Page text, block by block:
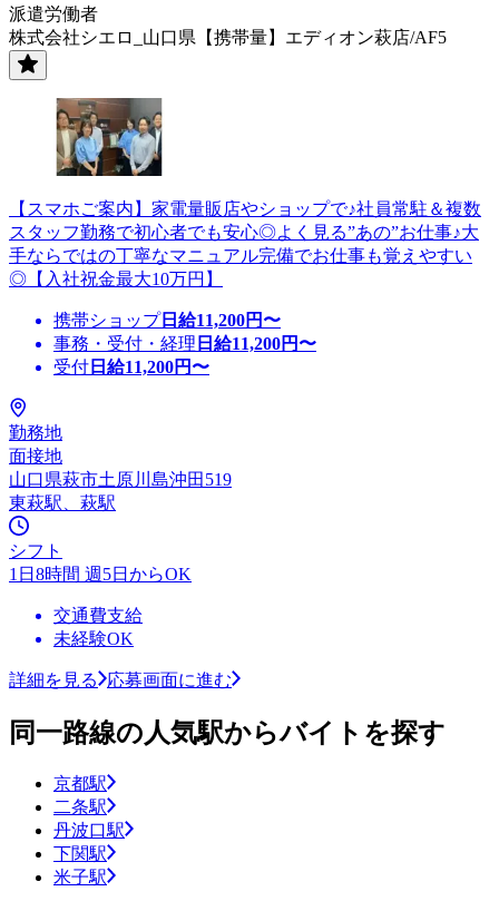
派遣労働者
株式会社シエロ_山口県【携帯量】エディオン萩店/AF5
【スマホご案内】家電量販店やショップで♪社員常駐＆複数
スタッフ勤務で初心者でも安心◎よく見る”あの”お仕事♪大
手ならではの丁寧なマニュアル完備でお仕事も覚えやすい
◎【入社祝金最大10万円】
携帯ショップ日給11,200円〜
事務・受付・経理 日給11,200円〜
受付 日給11,200円〜
勤務地
面接地
山口県萩市土原川島沖田519
東萩駅、萩駅
シフト
1日8時間 週5日からOK
交通費支給
未経験OK
詳細を見る 応募画面に進む
同一路線の人気駅からバイトを探す
京都駅
二条駅
丹波口駅
下関駅
米子駅